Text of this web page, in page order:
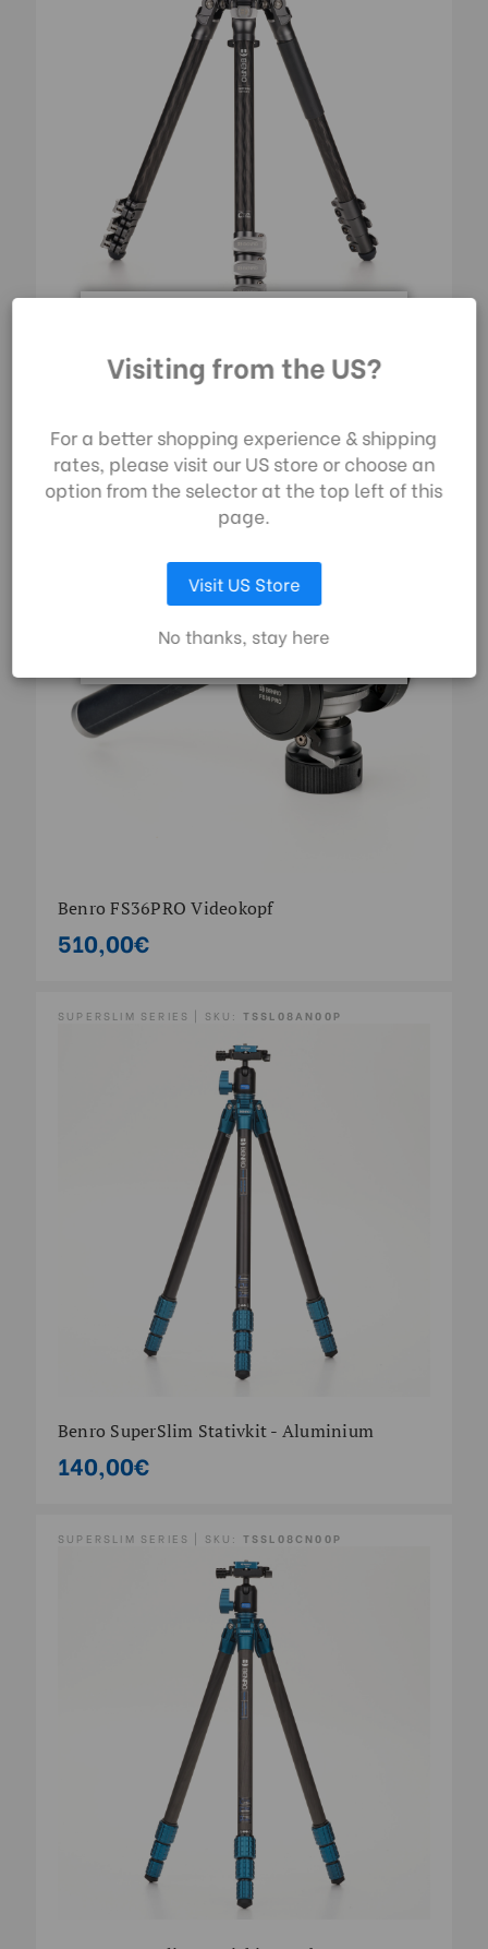
Benro Mammoth CF 3 Serie, 4-Sektionen
Stativ Mit Klappverschlüssen
FS SERIES | SKU: FS36PRO
Benro FS36PRO Videokopf
510,00€
SUPERSLIM SERIES | SKU: TSSL08AN00P
Benro SuperSlim Stativkit - Aluminium
140,00€
SUPERSLIM SERIES | SKU: TSSL08CN00P
unserer Website
stimmen Sie der
gemäß unserer
Datenschutzrichtlinie
zu.
AUSWAHL ANPASSEN
ALLE COOKIES AKZEPTIEREN
Visiting from the US?
For a better shopping experience & shipping
rates, please visit our US store or choose an
option from the selector at the top left of this
page.
Visit US Store
No thanks, stay here